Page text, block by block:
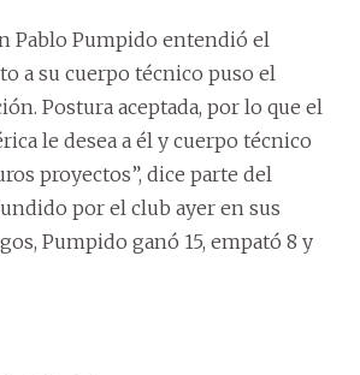
Pablo Pumpido entendió el
a su cuerpo técnico puso el
Postura aceptada, por lo que el
le desea a él y cuerpo técnico
proyectos”, dice parte del
por el club ayer en sus
Pumpido ganó 15, empató 8 y